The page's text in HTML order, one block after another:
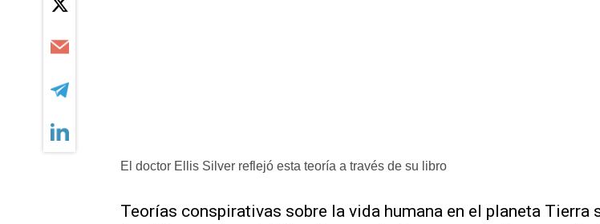
El doctor Ellis Silver reflejó esta teoría a través de su libro
Teorías conspirativas sobre la vida humana en el planeta Tierra